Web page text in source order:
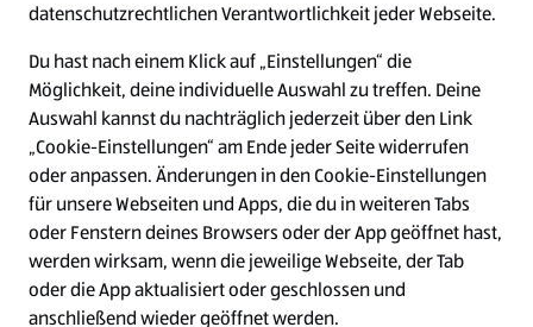
W
i
r
d
a
u
f
W
i
r
d
a
u
f
W
i
r
d
a
u
f
W
i
r
d
a
Cookie - Liste
Datenschutz
datenschutzrechtlichen Verantwortlichkeit jeder Webseite.
Du hast nach einem Klick auf „Einstellungen“ die
Möglichkeit, deine individuelle Auswahl zu treffen. Deine
Auswahl kannst du nachträglich jederzeit über den Link
„Cookie-Einstellungen“ am Ende jeder Seite widerrufen
oder anpassen. Änderungen in den Cookie-Einstellungen
für unsere Webseiten und Apps, die du in weiteren Tabs
oder Fenstern deines Browsers oder der App geöffnet hast,
werden wirksam, wenn die jeweilige Webseite, der Tab
oder die App aktualisiert oder geschlossen und
anschließend wieder geöffnet werden.